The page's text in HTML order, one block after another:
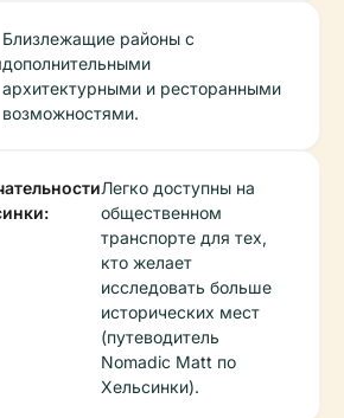
Близлежащие районы с
дополнительными
архитектурными и ресторанными
возможностями.
Легко доступны на
общественном
транспорте для тех,
кто желает
исследовать больше
исторических мест
(путеводитель
Nomadic Matt по
Хельсинки).